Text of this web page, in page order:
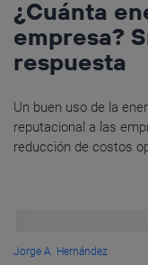
¿Cuánta
empresa?
respuesta
Un buen uso de la
reputacional a las
reducción de costos
Jorge A. Hernández